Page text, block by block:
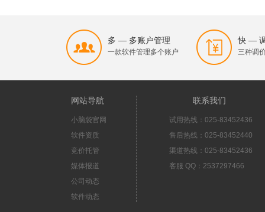
多 — 多账户管理
一款软件管理多个账户
快 —
三种调
网站导航
小脑袋官网
软件资质
竞价托管
媒体报道
公司动态
软件动态
联系我们
试用热线：025-83452436
售后热线：025-83452440
渠道热线：025-83452436
客服 QQ：2537297466